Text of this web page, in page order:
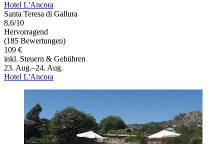
Hotel L'Ancora
Santa Teresa di Gallura
8,6/10
Hervorragend
(185 Bewertungen)
109 €
inkl. Steuern & Gebühren
23. Aug.–24. Aug.
Hotel L'Ancora